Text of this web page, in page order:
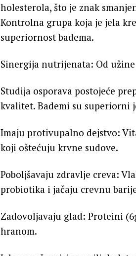
holesterola, što je znak
Kontrolna grupa koja je jela
superiornost badema.
Sinergija nutrijenata: Od užine
Studija osporava postojeće
kvalitet. Bademi su superiorni
Imaju protivupalno dejstvo:
koji oštećuju krvne sudove.
Poboljšavaju zdravlje creva:
probiotika i jačaju crevnu
Zadovoljavaju glad: Proteini
hranom.